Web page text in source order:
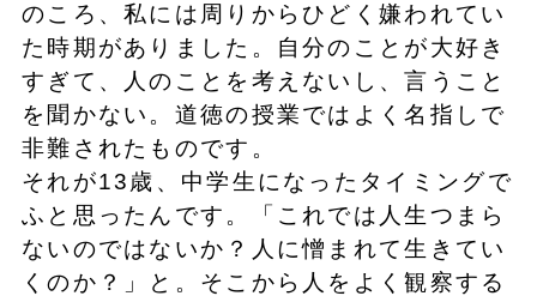
のころ、私には周りからひどく嫌われてい
た時期がありました。自分のことが大好き
すぎて、人のことを考えないし、言うこと
を聞かない。道徳の授業ではよく名指しで
非難されたものです。
それが13歳、中学生になったタイミングで
ふと思ったんです。「これでは人生つまら
ないのではないか？人に憎まれて生きてい
くのか？」と。そこから人をよく観察する